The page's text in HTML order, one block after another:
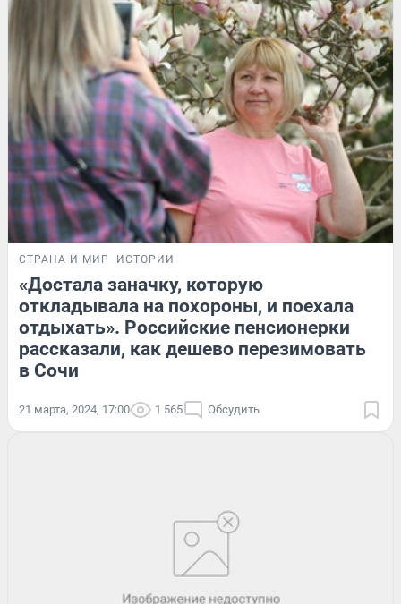
СТРАНА И МИР ИСТОРИИ
«Достала заначку, которую
откладывала на похороны, и поехала
отдыхать». Российские пенсионерки
рассказали, как дешево перезимовать
в Сочи
21 марта, 2024, 17:00 1 565 Обсудить